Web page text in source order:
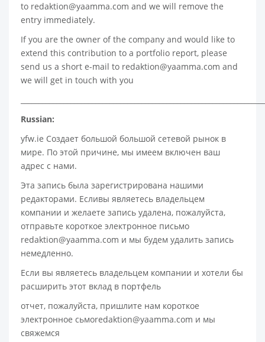
to redaktion@yaamma.com and we will remove the
entry immediately.
If you are the owner of the company and would like to
extend this contribution to a portfolio report, please
send us a short e-mail to redaktion@yaamma.com and
we will get in touch with you
Russian:
yfw.ie Создает большой большой сетевой рынок в
мире. По этой причине, мы имеем включен ваш
адрес с нами.
Эта запись была зарегистрирована нашими
редакторами. Есливы являетесь владельцем
компании и желаете запись удалена, пожалуйста,
отправьте короткое электронное письмо
redaktion@yaamma.com и мы будем удалить запись
немедленно.
Если вы являетесь владельцем компании и хотели бы
расширить этот вклад в портфель
отчет, пожалуйста, пришлите нам короткое
электронное сьмоredaktion@yaamma.com и мы
свяжемся